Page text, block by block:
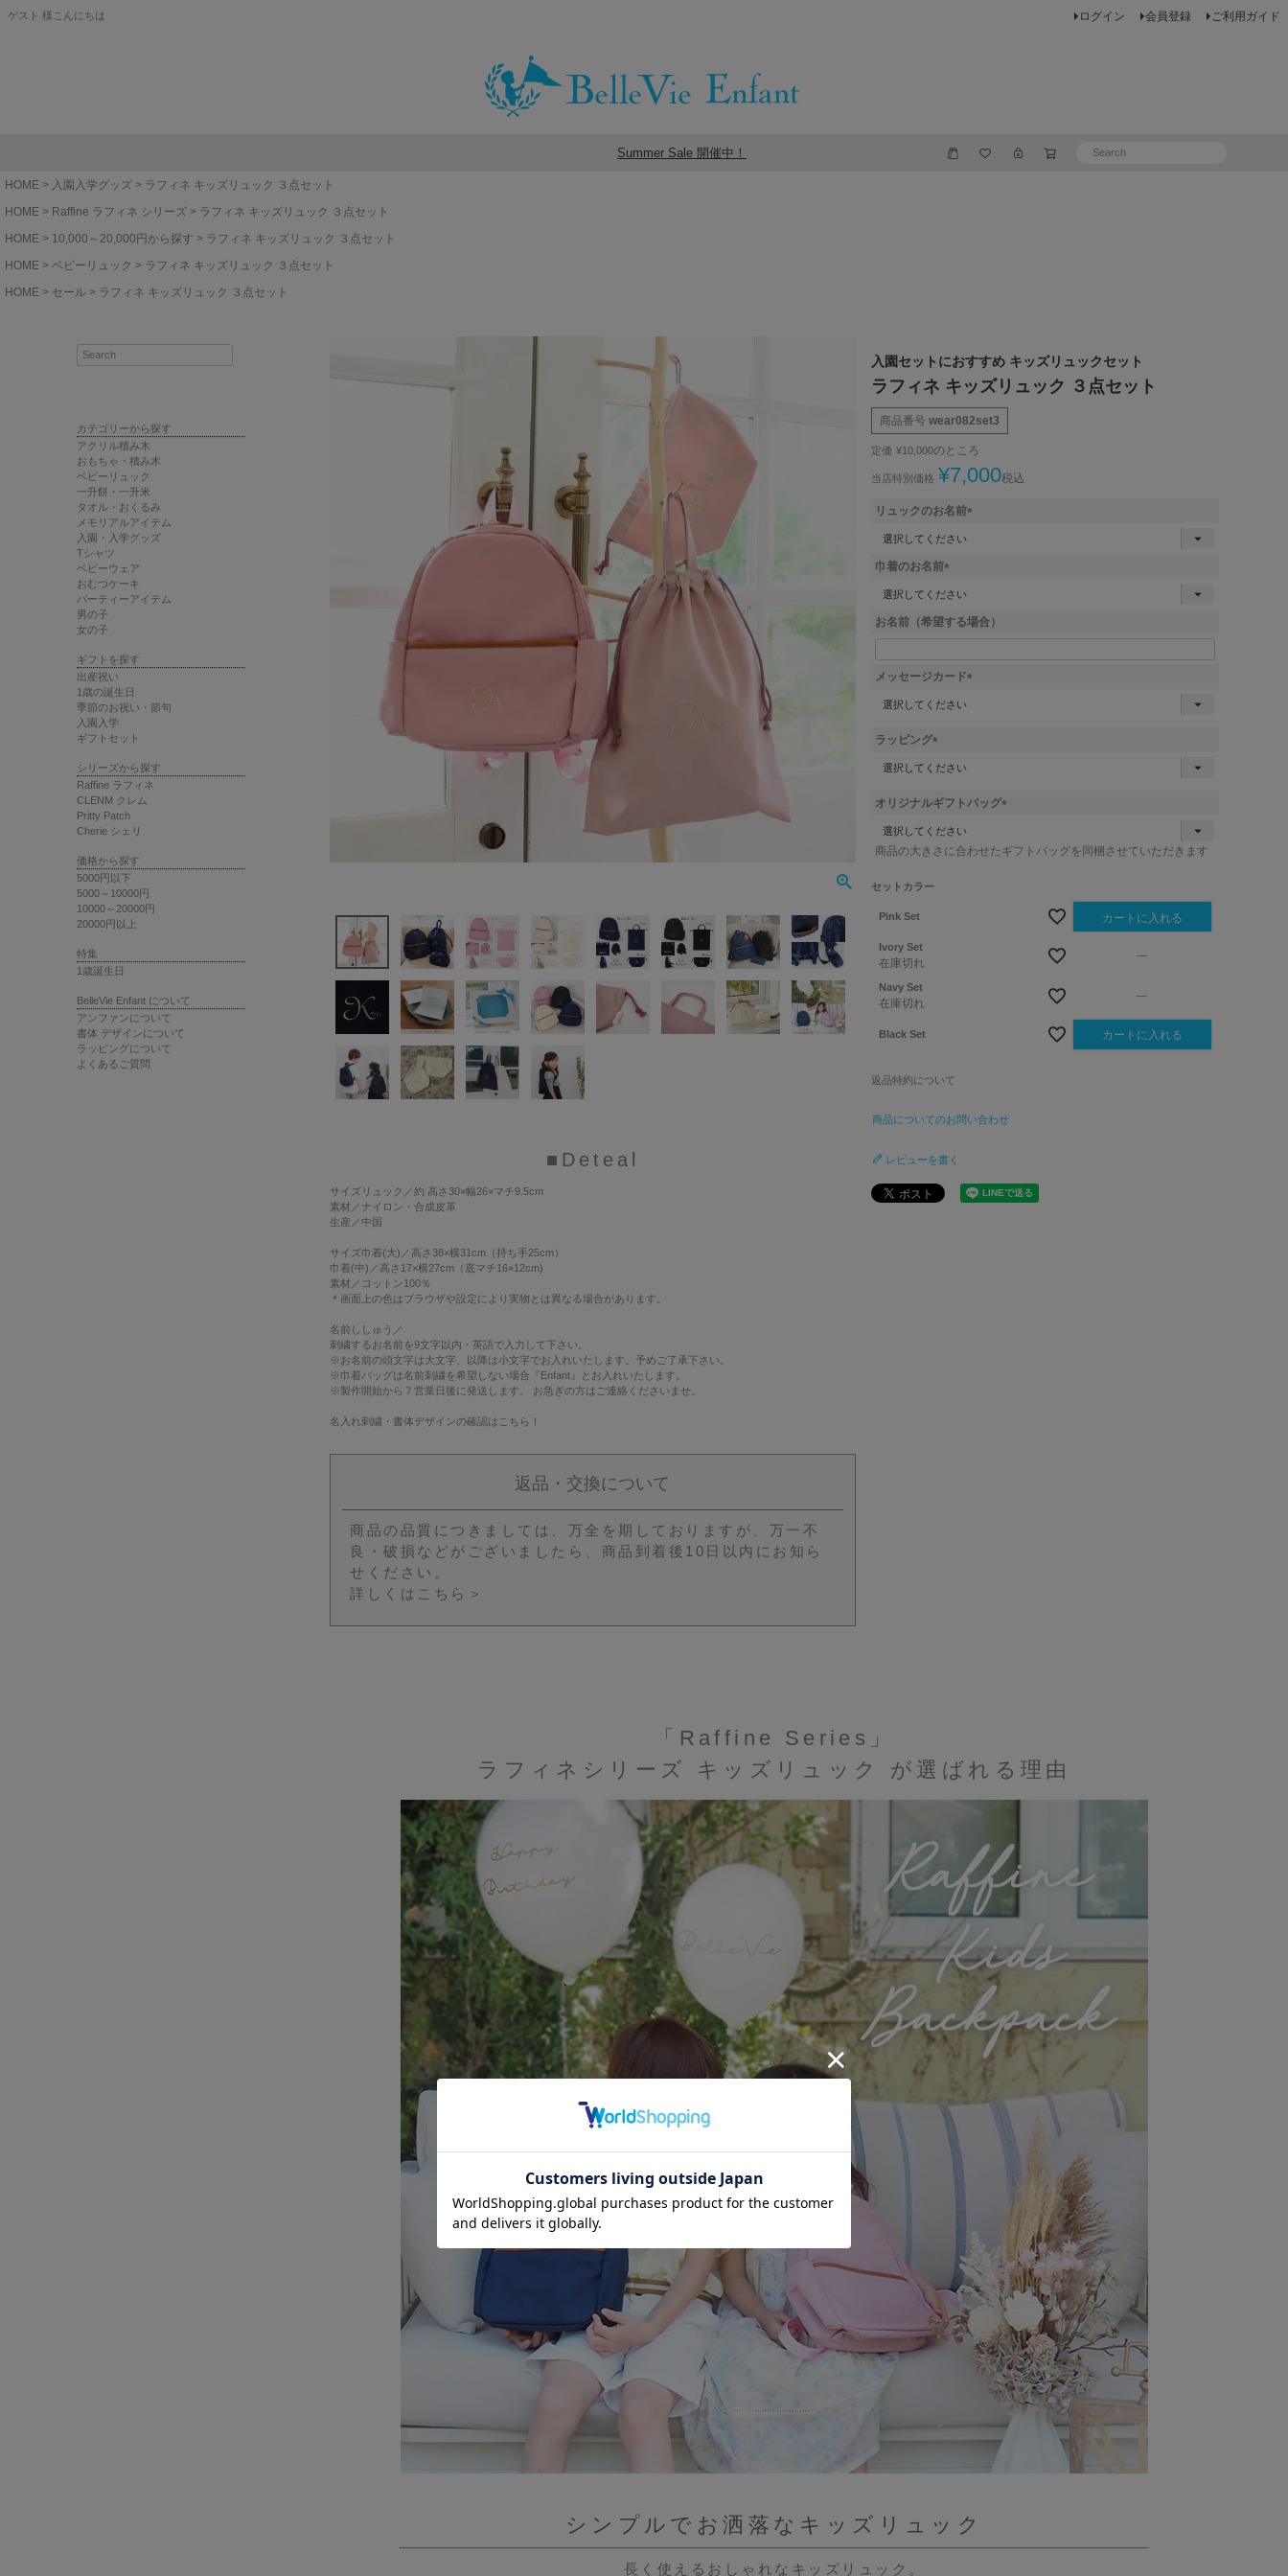
ゲスト 様こんにちは ログイン 会員登録 ご利用ガイド
Summer Sale 開催中！
HOME 入園入学グッズ
ラフィネ キッズリュック ３点セット
HOME
Raffine ラフィネ シリーズ
ラフィネ キッズリュック ３点セット
HOME
10,000～20,000円から探す
ラフィネ キッズリュック ３点セット
HOME
ベビーリュック
ラフィネ キッズリュック ３点セット
HOME
セール ラフィネ キッズリュック ３点セット
カテゴリーから探す
アクリル積み木
おもちゃ・積み木
ベビーリュック
一升餅・一升米
タオル・おくるみ
メモリアルアイテム
入園・入学グッズ
Tシャツ
ベビーウェア
おむつケーキ
パーティーアイテム
男の子
女の子
ギフトを探す
出産祝い
1歳の誕生日
季節のお祝い・節句
入園入学
ギフトセット
シリーズから探す
Raffine ラフィネ
CLENM クレム
Pritty Patch
Cherie シェリ
価格から探す
5000円以下
5000～10000円
10000～20000円
20000円以上
特集
1歳誕生日
BelleVie Enfant について
アンファンについて
書体 デザインについて
ラッピングについて
よくあるご質問
■Deteal
サイズ リュック／約 高さ30×幅26×マチ9.5cm
素材 ／ナイロン・合成皮革
生産 ／中国
サイズ巾着(大)／高さ38×横31cm（持ち手25cm）
巾着(中)／高さ17×横27cm（底マチ16×12cm)
素材／コットン100％
＊画面上の色はブラウザや設定により実物とは異なる場合があります。
名前ししゅう ／
刺繍するお名前を9文字以内・英語で入力して下さい。
※お名前の頭文字は大文字、以降は小文字でお入れいたします。予めご了承下さい。
※巾着バッグは名前刺繍を希望しない場合『Enfant』とお入れいたします。
※製作開始から７営業日後に発送します。 お急ぎの方はご連絡くださいませ。
名入れ刺繍・書体デザインの確認は こちら！
返品・交換について
商品の品質につきましては、万全を期しておりますが、万一不
良・破損などがございましたら、商品到着後10日以内にお知ら
せください。
詳しくはこちら＞
入園セットにおすすめ キッズリュックセット
ラフィネ キッズリュック ３点セット
商品番号 wear082set3
定価 ¥10,000のところ
当店特別価格 ¥7,000税込
リュックのお名前
巾着のお名前
(
須
)
お名前（希望する場合）
メッセージカード
ラッピング
須
オリジナルギフトバッグ
須
商品の大きさに合わせたギフトバッグを同梱させていただきます
セットカラー
Pink Set カートに入れる
Ivory Set
在庫切れ
—
Navy Set
在庫切れ
—
Black Set カートに入れる
返品特約について
商品についてのお問い合わせ
レビューを書く
「Raffine Series」
ラフィネシリーズ キッズリュック が選ばれる理由
シンプルでお洒落なキッズリュック
長く使えるおしゃれなキッズリュック。